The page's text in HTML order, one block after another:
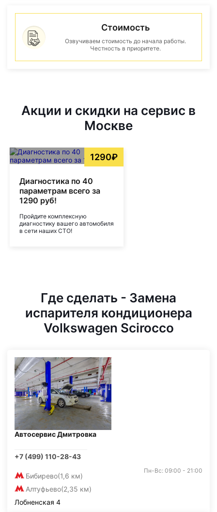
Стоимость
Озвучиваем стоимость до начала работы.
Честность в приоритете.
Акции и скидки на сервис в
Москве
1290₽
Диагностика по 40
параметрам всего за
1290 руб!
Пройдите комплексную
диагностику вашего автомобиля
в сети наших СТО!
Где сделать - Замена
испарителя кондиционера
Volkswagen Scirocco
Автосервис Дмитровка
+7 (499) 110-28-43
Бибирево(1,6 км)
Алтуфьево(2,35 км)
Пн-Вс: 09:00 - 21:00
Лобненская 4